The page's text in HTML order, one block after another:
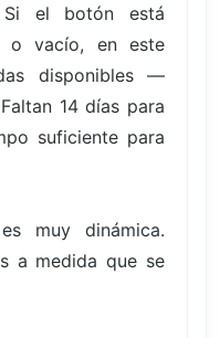
Si el botón está
o vacío, en este
disponibles —
14 días para
suficiente para
muy dinámica.
a medida que se